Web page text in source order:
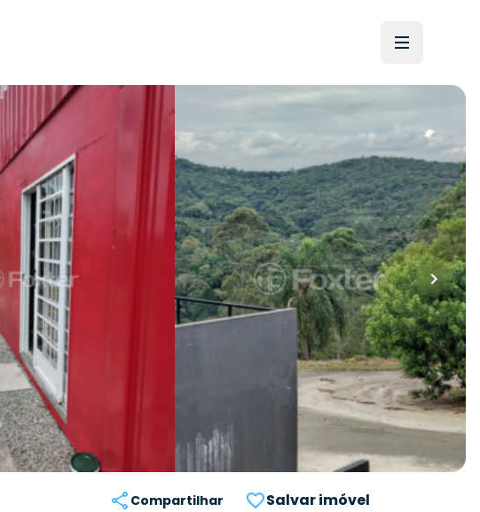
Compartilhar Salvar imóvel